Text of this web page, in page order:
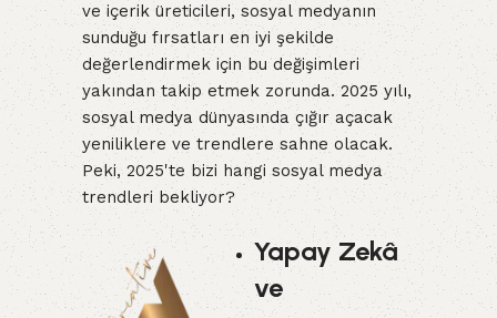
ve içerik üreticileri, sosyal medyanın
sunduğu fırsatları en iyi şekilde
değerlendirmek için bu değişimleri
yakından takip etmek zorunda. 2025 yılı,
sosyal medya dünyasında çığır açacak
yeniliklere ve trendlere sahne olacak.
Peki, 2025'te bizi hangi sosyal medya
trendleri bekliyor?
Yapay Zekâ
ve